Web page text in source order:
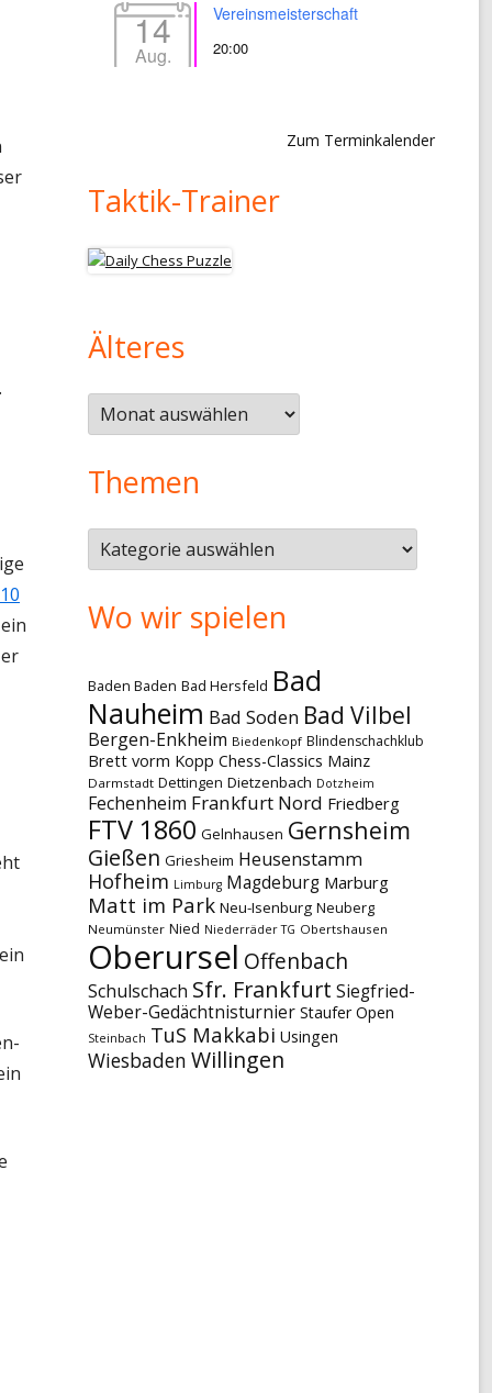
14
Aug.
Vereinsmeisterschaft
20:00
Zum Terminkalender
Taktik-Trainer
Älteres
Älteres
Themen
Themen
Wo wir spielen
Baden Baden Bad Hersfeld Bad
Nauheim Bad Soden Bad Vilbel
Bergen-Enkheim Biedenkopf Blindenschachklub
Brett vorm Kopp Chess-Classics Mainz
Darmstadt Dettingen Dietzenbach Dotzheim
Fechenheim Frankfurt Nord Friedberg
FTV 1860 Gelnhausen Gernsheim
Gießen Griesheim Heusenstamm
Hofheim Limburg Magdeburg Marburg
Matt im Park Neu-Isenburg Neuberg
Neumünster Nied Niederräder TG Obertshausen
Oberursel Offenbach
Schulschach Sfr. Frankfurt Siegfried-
Weber-Gedächtnisturnier Staufer Open
Steinbach TuS Makkabi Usingen
Wiesbaden Willingen